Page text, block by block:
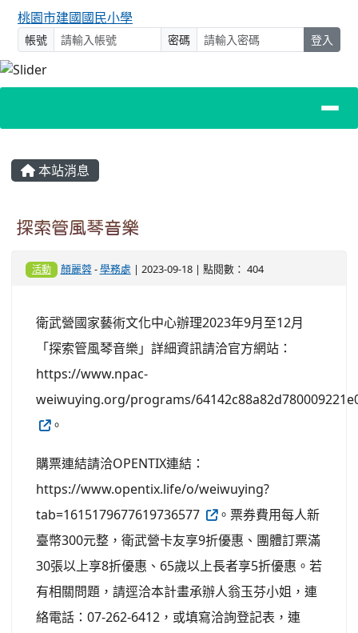
桃園市建國國民小學
帳號 密碼 登入
主內容區域
本站消息
探索管風琴音樂
活動 顏麗蓉-學務處 | 2023-09-18 | 點閱數： 404
衛武營國家藝術文化中心辦理2023年9月至12月
「探索管風琴音樂」詳細資訊請洽官方網站：
https://www.npac-
weiwuying.org/programs/
。
購票連結請洽OPENTIX連結：
https://www.opentix.life/o/weiwuying?
tab=1615179677619736577
。票券費用每人新
臺幣300元整，衛武營卡友享9折優惠、團體訂票滿
30張以上享8折優惠、65歲以上長者享5折優惠。若
有相關問題，請逕洽本計畫承辦人翁玉芬小姐，連
絡電話：07-262-6412，或填寫洽詢登記表，連